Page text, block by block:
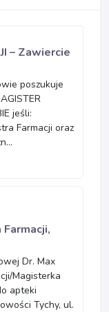
– Zawiercie
poszukuje
jeśli:
Farmacji oraz
Dr. Max
Magisterka
apteki
Tychy, ul.